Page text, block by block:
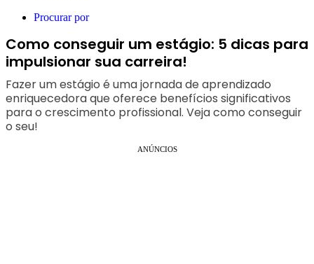
Procurar por
Como conseguir um estágio: 5 dicas para
impulsionar sua carreira!
Fazer um estágio é uma jornada de aprendizado
enriquecedora que oferece benefícios significativos
para o crescimento profissional. Veja como conseguir
o seu!
ANÚNCIOS